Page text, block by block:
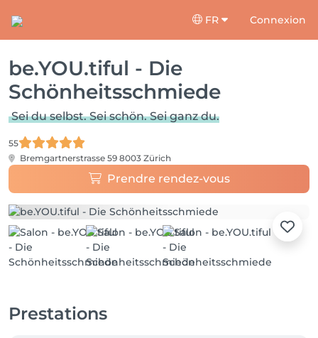
FR Connexion
be.YOU.tiful - Die
Schönheitsschmiede
Sei du selbst. Sei schön. Sei ganz du.
55
Bremgartnerstrasse 59 8003 Zürich
Prendre rendez-vous
Prestations